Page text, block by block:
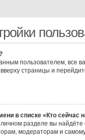
пользователем, все
страницы и
в списке «Кто сейчас
личном разделе вы
модераторам и